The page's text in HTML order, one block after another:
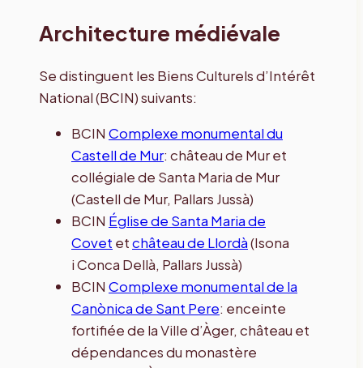
Architecture médiévale
Se distinguent les Biens Culturels d’Intérêt
National (BCIN) suivants:
BCIN Complexe monumental du
Castell de Mur: château de Mur et
collégiale de Santa Maria de Mur
(Castell de Mur, Pallars Jussà)
BCIN Église de Santa Maria de
Covet etchâteau de Llordà(Isona
i Conca Dellà, Pallars Jussà)
BCIN Complexe monumental de la
Canònica de Sant Pere: enceinte
fortifiée de la Ville d’Àger, château et
dépendances du monastère